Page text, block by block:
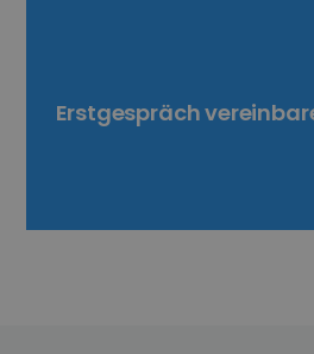
Erstgespräch